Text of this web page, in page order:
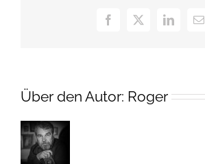
Facebook
X LinkedIn
E-
Über den Autor: Roger